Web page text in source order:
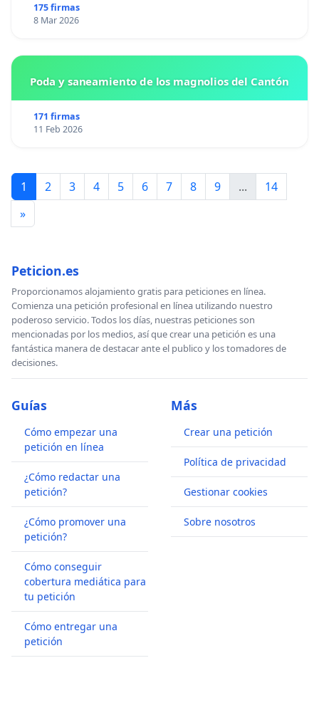
175 firmas
8 Mar 2026
Poda y saneamiento de los magnolios del Cantón
171 firmas
11 Feb 2026
1 2 3 4 5 6 7 8 9 ...
14
»
Peticion.es
Proporcionamos alojamiento gratis para peticiones en línea.
Comienza una petición profesional en línea utilizando nuestro
poderoso servicio. Todos los días, nuestras peticiones son
mencionadas por los medios, así que crear una petición es una
fantástica manera de destacar ante el publico y los tomadores de
decisiones.
Guías
Cómo empezar una
petición en línea
¿Cómo redactar una
petición?
¿Cómo promover una
petición?
Cómo conseguir
cobertura mediática para
tu petición
Cómo entregar una
petición
Más
Crear una petición
Política de privacidad
Gestionar cookies
Sobre nosotros